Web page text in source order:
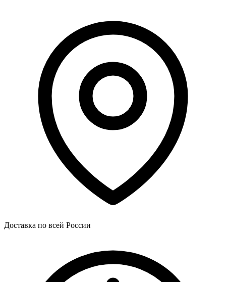
Доставка по всей России